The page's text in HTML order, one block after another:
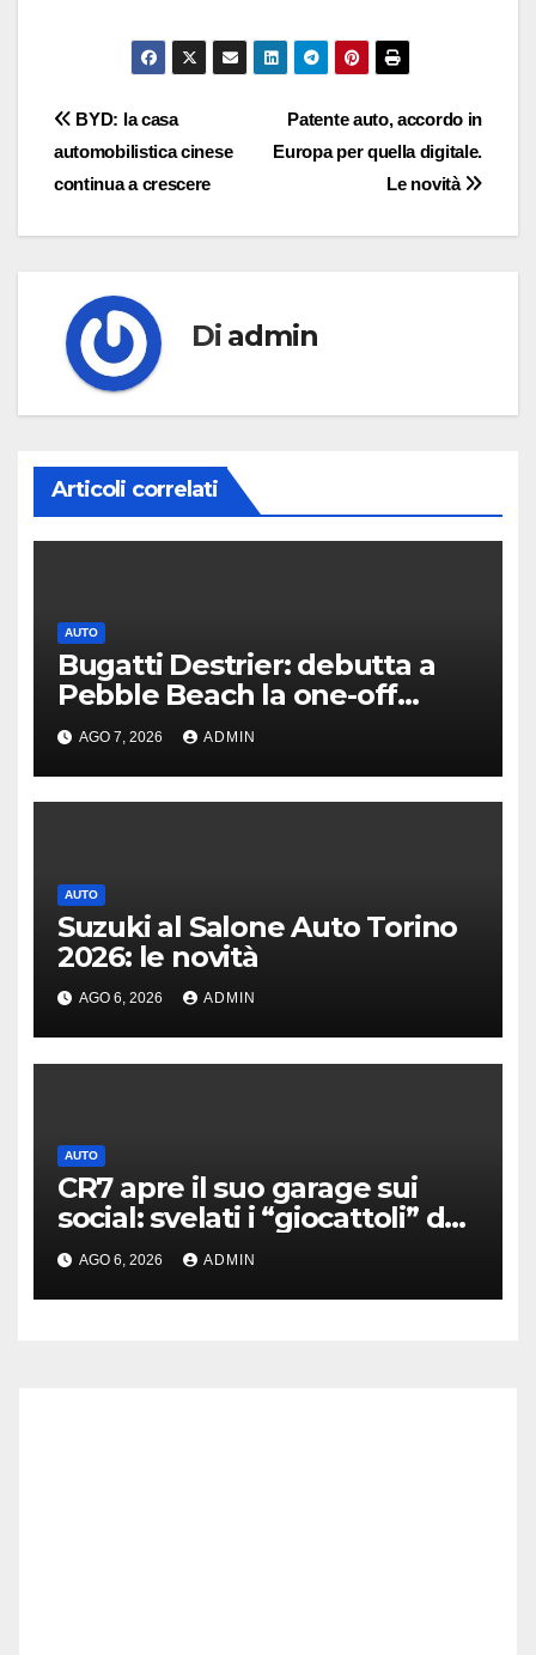
Navigazione
articoli
Patente auto, accordo in
Europa per quella digitale.
Le novità
BYD: la casa
automobilistica cinese
continua a crescere
Di admin
Articoli correlati
AUTO
Bugatti Destrier: debutta a
Pebble Beach la one-off
derivata dalla Bolide
AGO 7, 2026 ADMIN
AUTO
Suzuki al Salone Auto Torino
2026: le novità
AGO 6, 2026 ADMIN
AUTO
CR7 apre il suo garage sui
social: svelati i “giocattoli” da
oltre 40 milioni
AGO 6, 2026 ADMIN